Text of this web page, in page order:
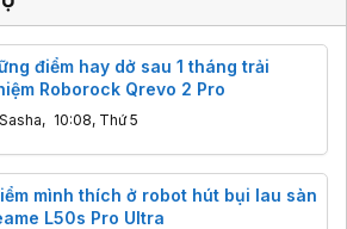
điểm hay dở sau 1 tháng trải
Roborock Qrevo 2 Pro
Sasha, 10:08, Thứ 5
mình thích ở robot hút bụi lau sàn
L50s Pro Ultra